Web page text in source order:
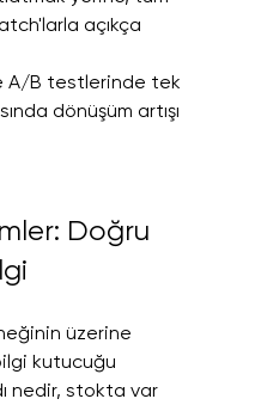
açıkça
A/B testlerinde tek
dönüşüm artışı
Doğru
üzerine
kutucuğu
nedir, stokta var